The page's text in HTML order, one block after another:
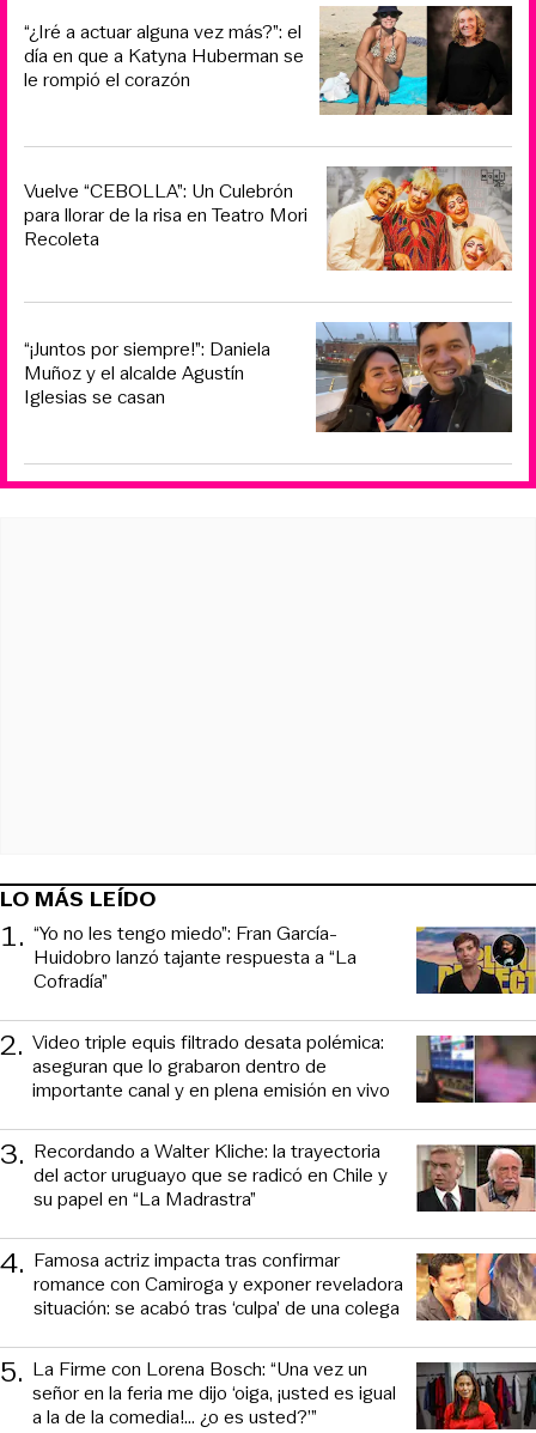
“¿Iré a actuar alguna vez más?”: el
día en que a Katyna Huberman se
le rompió el corazón
Vuelve “CEBOLLA”: Un Culebrón
para llorar de la risa en Teatro Mori
Recoleta
“¡Juntos por siempre!”: Daniela
Muñoz y el alcalde Agustín
Iglesias se casan
LO MÁS LEÍDO
1. “Yo no les tengo miedo”: Fran García-
Huidobro lanzó tajante respuesta a “La
Cofradía”
2. Video triple equis filtrado desata polémica:
aseguran que lo grabaron dentro de
importante canal y en plena emisión en vivo
3. Recordando a Walter Kliche: la trayectoria
del actor uruguayo que se radicó en Chile y
su papel en “La Madrastra”
4. Famosa actriz impacta tras confirmar
romance con Camiroga y exponer reveladora
situación: se acabó tras ‘culpa’ de una colega
5. La Firme con Lorena Bosch: “Una vez un
señor en la feria me dijo ‘oiga, ¡usted es igual
a la de la comedia!... ¿o es usted?’”